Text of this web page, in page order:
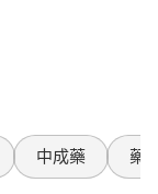
中成藥 藥